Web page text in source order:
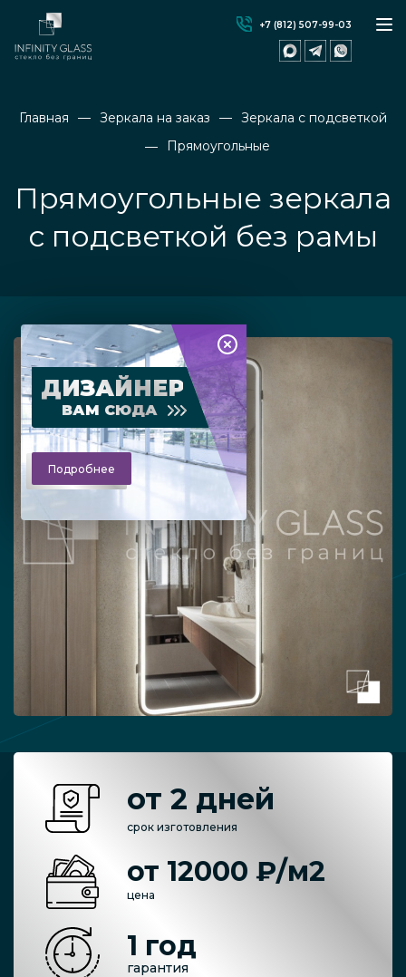
+7 (812) 507-99-03
Главная Зеркала на заказ
Зеркала с подсветкой
Прямоугольные
Прямоугольные зеркала
с подсветкой без рамы
ДИЗАЙНЕР
ВАМ СЮДА
Подробнее
от 2 дней
срок изготовления
от 12000 ₽/м2
цена
1 год
гарантия